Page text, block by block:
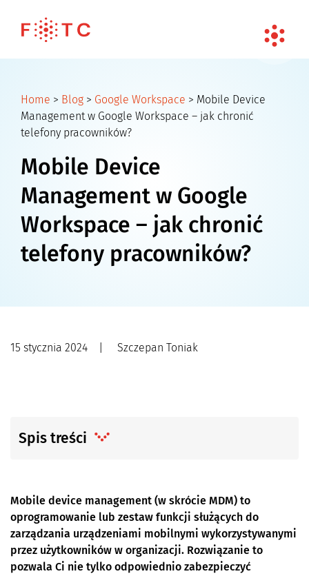
Home > Blog > Google Workspace > Mobile Device
Management w Google Workspace – jak chronić
telefony pracowników?
Mobile Device
Management w Google
Workspace – jak chronić
telefony pracowników?
15 stycznia 2024 Szczepan Toniak
Spis treści
Mobile device management (w skrócie MDM) to
oprogramowanie lub zestaw funkcji służących do
zarządzania urządzeniami mobilnymi wykorzystywanymi
przez użytkowników w organizacji. Rozwiązanie to
pozwala Ci nie tylko odpowiednio zabezpieczyć